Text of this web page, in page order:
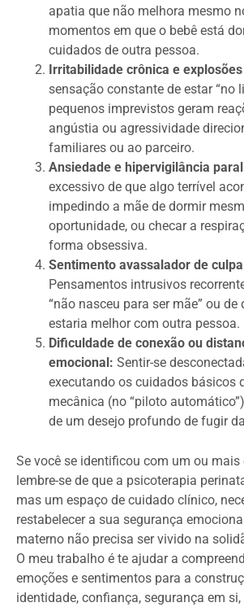
apatia que não melhora mesmo
momentos em que o bebê está
cuidados de outra pessoa.
Irritabilidade crônica e
sensação constante de estar “no
pequenos imprevistos geram
angústia ou agressividade
familiares ou ao parceiro.
Ansiedade e hipervigilância
excessivo de que algo terrível
impedindo a mãe de dormir
oportunidade, ou checar a
forma obsessiva.
Sentimento avassalador de
Pensamentos intrusivos
“não nasceu para ser mãe” ou de
estaria melhor com outra pessoa.
Dificuldade de conexão ou
emocional: Sentir-se
executando os cuidados básicos
mecânica (no “piloto
de um desejo profundo de fugir
Se você se identificou com um ou mais
lembre-se de que a psicoterapia
mas um espaço de cuidado clínico,
restabelecer a sua segurança
materno não precisa ser vivido na
O meu trabalho é te ajudar a
emoções e sentimentos para a
identidade, confiança, segurança em